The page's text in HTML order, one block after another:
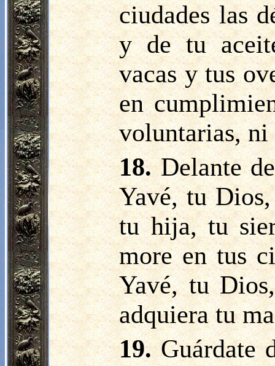
ciudades las
y de tu
vacas y tus
en
voluntarias, ni
18.Delante
Yavé, tu
tu hija, tu
more en tus
Yavé, tu
adquiera tu
19.Guárdate